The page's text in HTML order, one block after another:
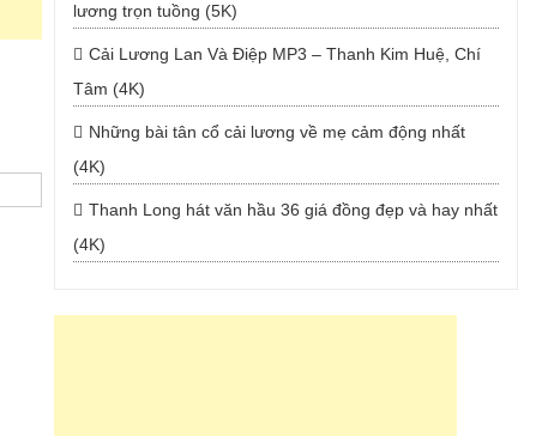
lương trọn tuồng (5K)
Cải Lương Lan Và Điệp MP3 – Thanh Kim Huệ, Chí
Tâm (4K)
Những bài tân cổ cải lương về mẹ cảm động nhất
(4K)
Thanh Long hát văn hầu 36 giá đồng đẹp và hay nhất
(4K)